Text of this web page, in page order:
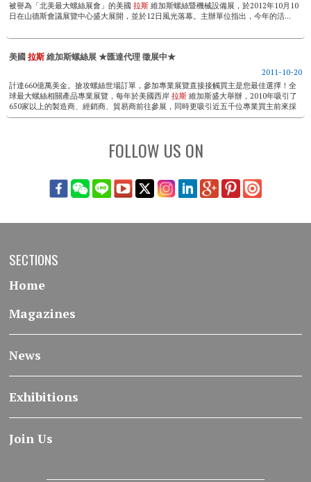
被譽為「北美最大螺絲展會」的美國 拉斯維加斯螺絲暨機械設備展，於2012年10月10
日在山德斯會議展覽中心盛大展開，並於12日風光落幕。主辦單位指出，今年的活...
美國拉斯維加斯螺絲展 ★匯達代理 徵展中★
2011-10-20
計達660億萬美金。搶攻螺絲世場訂單，參加專業展覽直接接觸買主是您最佳選擇！全
球最大螺絲相關產品專業展覽，每年於美國西岸 拉斯維加斯盛大舉辦，2010年吸引了
650家以上的製造商、經銷商、貿易商前往參展，同時更吸引近五千位專業買主前來採
購，包含汽...
FOLLOW US ON
SECTIONS
Home
Magazines
News
Exhibitions
Join Us